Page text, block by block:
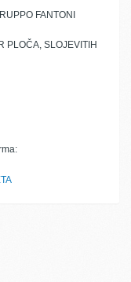
FANTONI
PLOČA, SLOJEVITIH